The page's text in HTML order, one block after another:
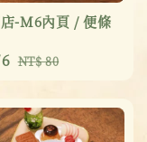
-M6內頁 / 便條
Regular
NT$ 80